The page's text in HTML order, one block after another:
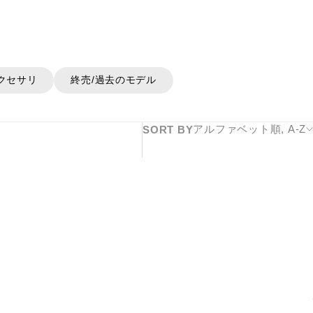
セサリ 終売/過去のモデル
SORT BYアルファベット順, A-Z